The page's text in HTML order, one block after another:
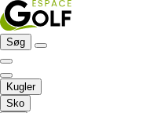
Søg
Kugler
Sko